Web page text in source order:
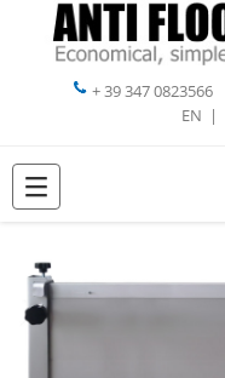
+ 39 347 0823566
EN |